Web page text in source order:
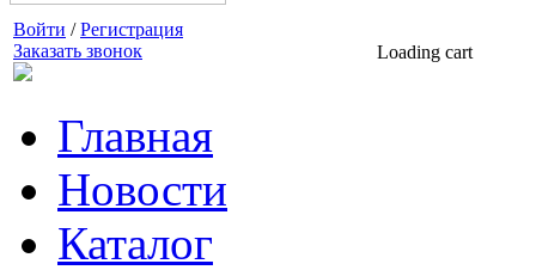
Войти /Регистрация
Заказать звонок
Loading cart
Главная
Новости
Каталог